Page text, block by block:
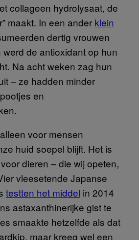
collageen hydrolysaat, de
maakt. In een ander klein
dertig vrouwen
de antioxidant op hun
Na acht weken zag hun
– ze hadden minder
en
voor mensen
huid soepel blijft. Het is
dieren – die wij opeten,
vleesetende Japanse
testten het middel in 2014
astaxanthinerijke gist te
smaakte hetzelfde als dat
maar kreeg wel een